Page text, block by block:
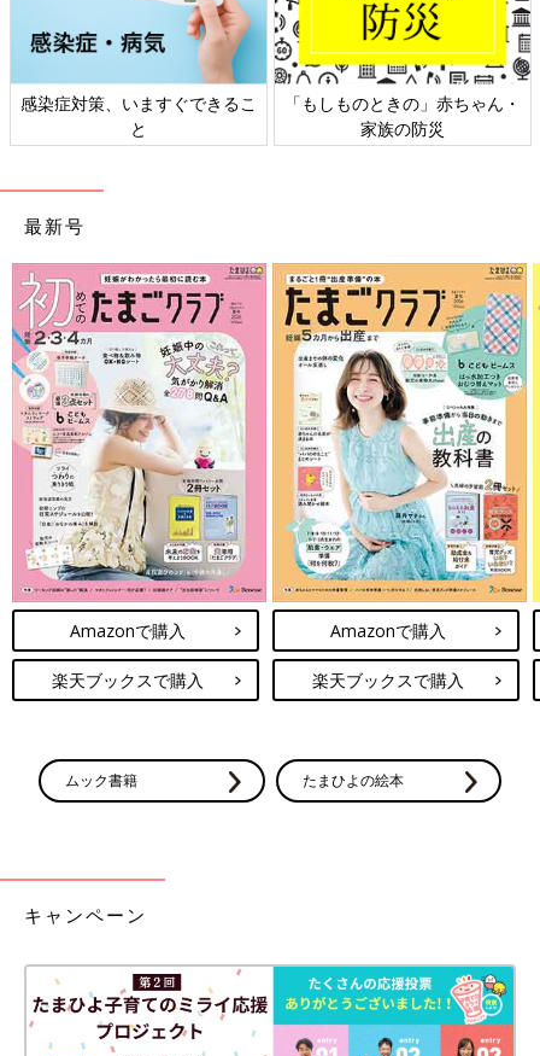
日本外来小児科学会リーフレッ
ト検討会
六星占術 細木かおりさんの人生
相談
最新号
Amazonで購入
楽天ブックスで購入
Amazonで購入
楽天ブックスで購入
ムック書籍 たまひよの絵本
キャンペーン